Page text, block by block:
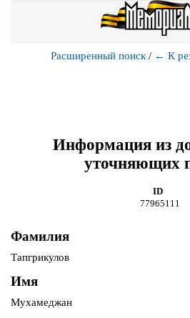
Расширенный поиск / ← К
Информация из
уточняющих
ID
77965111
Фамилия
Тапгрикулов
Имя
Мухамеджан